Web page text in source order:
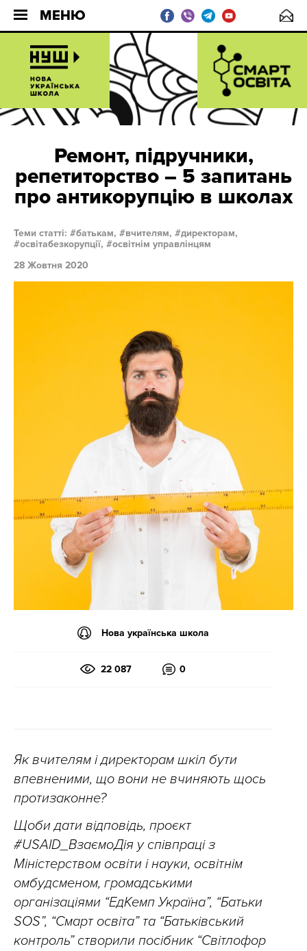
МЕНЮ
Ремонт, підручники,
репетиторство – 5 запитань
про антикорупцію в школах
Теми статті: батькам, вчителям,
директорам,
освітабезкорупції,
освітнім управлінцям
28 Жовтня 2020
Нова українська школа
22 087 0
Як вчителям і директорам шкіл бути
впевненими, що вони не вчиняють щось
протизаконне?
Щоби дати відповідь, проєкт
#USAID_ВзаємоДія у співпраці з
Міністерством освіти і науки, освітнім
омбудсменом, громадськими
організаціями “ЕдКемп Україна”, “Батьки
SOS”, “Смарт освіта” та “Батьківський
контроль” створили посібник “Світлофор